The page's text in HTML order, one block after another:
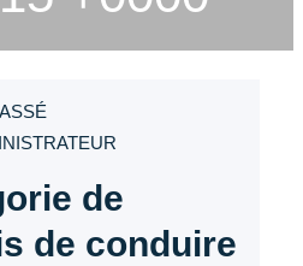
de
de conduire